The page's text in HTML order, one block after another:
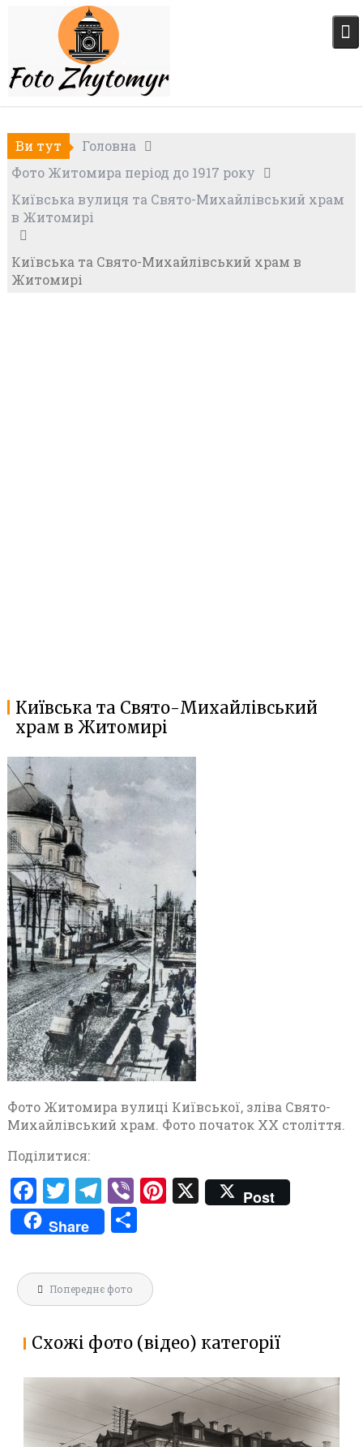
Ви тут
Головна
Фото Житомира період до 1917 року
Київська вулиця та Свято-Михайлівський храм
в Житомирі
Київська та Свято-Михайлівський храм в
Житомирі
Київська та Свято-Михайлівський
храм в Житомирі
Фото Житомира вулиці Київської, зліва Свято-
Михайлівський храм. Фото початок ХХ століття.
Поділитися:
F
a
ce
b
o
k
T
w
it
te
r
T
el
e
gr
a
V
ib
er
Pi X
Post
Share
ді
л
т
и
с
я
Навігація
записів
Попереднє фото
Схожі фото (відео) категорії